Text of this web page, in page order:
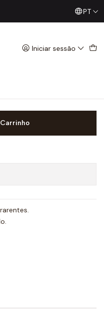
Iniciar sessão
Diretos? Todas as Segundas /PT